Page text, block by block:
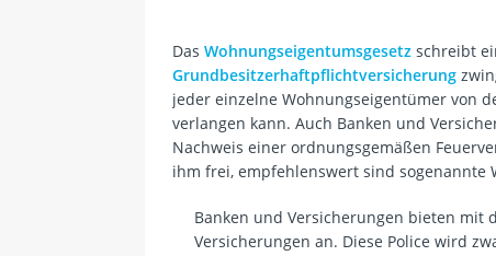
Das Wohnungseigentumsgesetz schreibt
Grundbesitzerhaftpflichtversicherung
jeder einzelne Wohnungseigentümer von
verlangen kann. Auch Banken und
Nachweis einer ordnungsgemäßen
ihm frei, empfehlenswert sind sogenannte
Banken und Versicherungen bieten mit
Versicherungen an. Diese Police wird